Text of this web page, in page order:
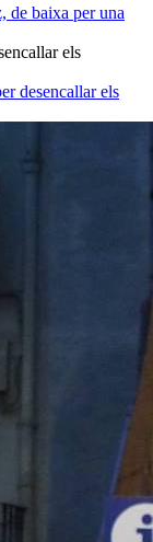
de baixa per una
desencallar els